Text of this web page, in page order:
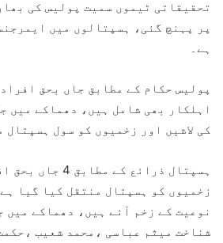
تحقیقاتی ٹیموں سمیت پولیس کی
پر پہنچ گئی، ہسپتالوں میں
ہے۔
پولیس حکام کے مطابق جاں بحق
اہلکار بھی شامل ہیں، دھماکے میں
کی لاشیں اور زخمیوں کو سول ہسپتال
زخمیوں کو ہسپتال منتقل کیا گیا
نوعیت کے زخم آئے ہیں، دھماکے میں
شناخت میثم عباسی ،محمد شعیب